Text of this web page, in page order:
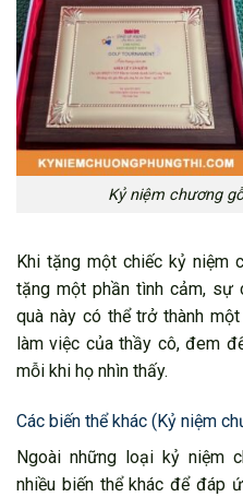
Kỷ niệm chương
Khi tặng một chiếc kỷ niệm
tặng một phần tình cảm, sự
quà này có thể trở thành
làm việc của thầy cô, đem
mỗi khi họ nhìn thấy.
Các biến thể khác (Kỷ niệm
Ngoài những loại kỷ niệm
nhiều biến thể khác để đáp